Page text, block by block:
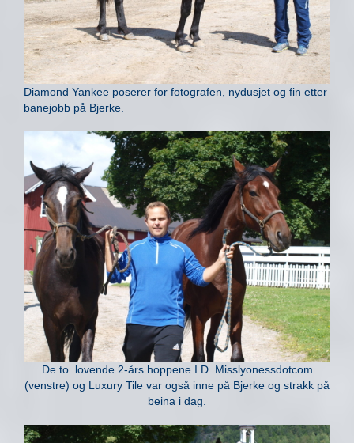
Diamond Yankee poserer for fotografen, nydusjet og fin etter
banejobb på Bjerke.
De to lovende 2-års hoppene I.D. Misslyonessdotcom
(venstre) og Luxury Tile var også inne på Bjerke og strakk på
beina i dag.